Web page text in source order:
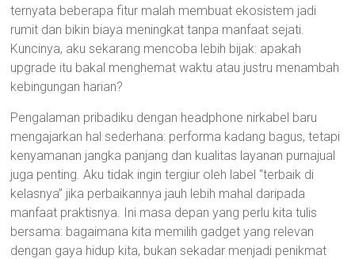
ternyata beberapa fitur malah membuat ekosistem jadi
rumit dan bikin biaya meningkat tanpa manfaat sejati.
Kuncinya, aku sekarang mencoba lebih bijak: apakah
upgrade itu bakal menghemat waktu atau justru menambah
kebingungan harian?
Pengalaman pribadiku dengan headphone nirkabel baru
mengajarkan hal sederhana: performa kadang bagus, tetapi
kenyamanan jangka panjang dan kualitas layanan purnajual
juga penting. Aku tidak ingin tergiur oleh label “terbaik di
kelasnya” jika perbaikannya jauh lebih mahal daripada
manfaat praktisnya. Ini masa depan yang perlu kita tulis
bersama: bagaimana kita memilih gadget yang relevan
dengan gaya hidup kita, bukan sekadar menjadi penikmat